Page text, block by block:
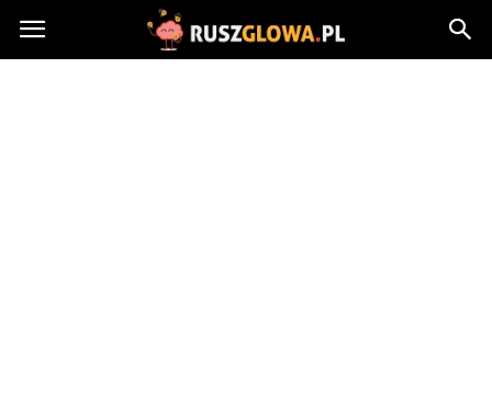
Ruszglowa.pl